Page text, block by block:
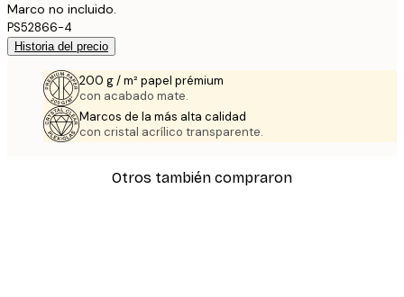
Marco no incluido.
PS52866-4
Historia del precio
200 g / m² papel prémium
con acabado mate.
Marcos de la más alta calidad
con cristal acrílico transparente.
Otros también compraron